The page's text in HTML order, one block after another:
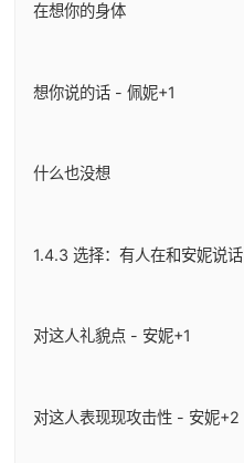
在想你的身体
想你说的话 - 佩妮+1
什么也没想
1.4.3 选择：有人在和安妮说话
对这人礼貌点 - 安妮+1
对这人表现现攻击性 - 安妮+2